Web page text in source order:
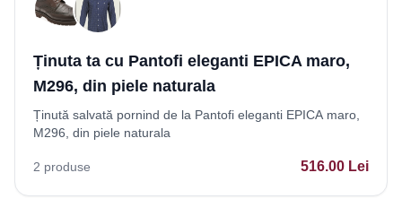
Ținuta ta cu Pantofi eleganti EPICA maro,
M296, din piele naturala
Ținută salvată pornind de la Pantofi eleganti EPICA maro,
M296, din piele naturala
2 produse 516.00 Lei